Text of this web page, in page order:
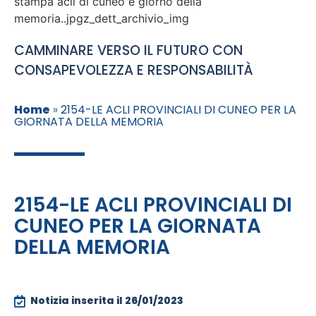
memoria..jpgz_dett_archivio_img
CAMMINARE VERSO IL FUTURO CON
CONSAPEVOLEZZA E RESPONSABILITÀ
Home » 2154-LE ACLI PROVINCIALI DI CUNEO PER LA
GIORNATA DELLA MEMORIA
2154-LE ACLI PROVINCIALI DI
CUNEO PER LA GIORNATA
DELLA MEMORIA
Notizia inserita il 26/01/2023